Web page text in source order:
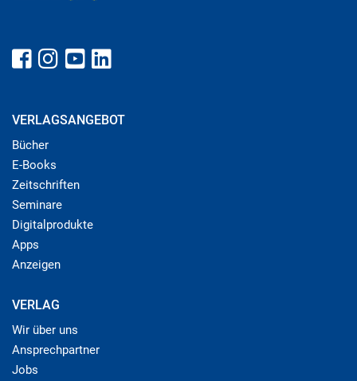
VERLAGSANGEBOT
Bücher
E-Books
Zeitschriften
Seminare
Digitalprodukte
Apps
Anzeigen
VERLAG
Wir über uns
Ansprechpartner
Jobs